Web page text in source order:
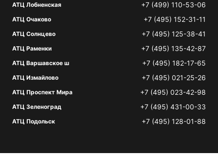
АТЦ Лобненская +7 (499) 110-53-06
АТЦ Очаково +7 (495) 152-31-11
АТЦ Солнцево +7 (495) 125-38-41
АТЦ Раменки +7 (495) 135-42-87
АТЦ Варшавское ш +7 (495) 182-17-65
АТЦ Измайлово +7 (495) 021-25-26
АТЦ Проспект Мира +7 (495) 023-42-98
АТЦ Зеленоград +7 (495) 431-00-33
АТЦ Подольск +7 (495) 128-01-88